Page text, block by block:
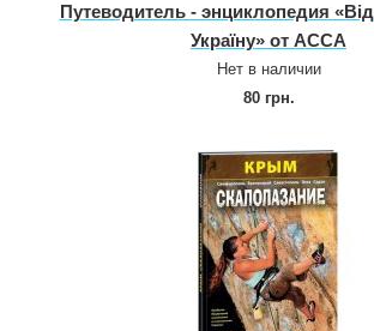
Путеводитель ‑ энциклопедия
Україну» от АССА
Нет в наличии
80 грн.